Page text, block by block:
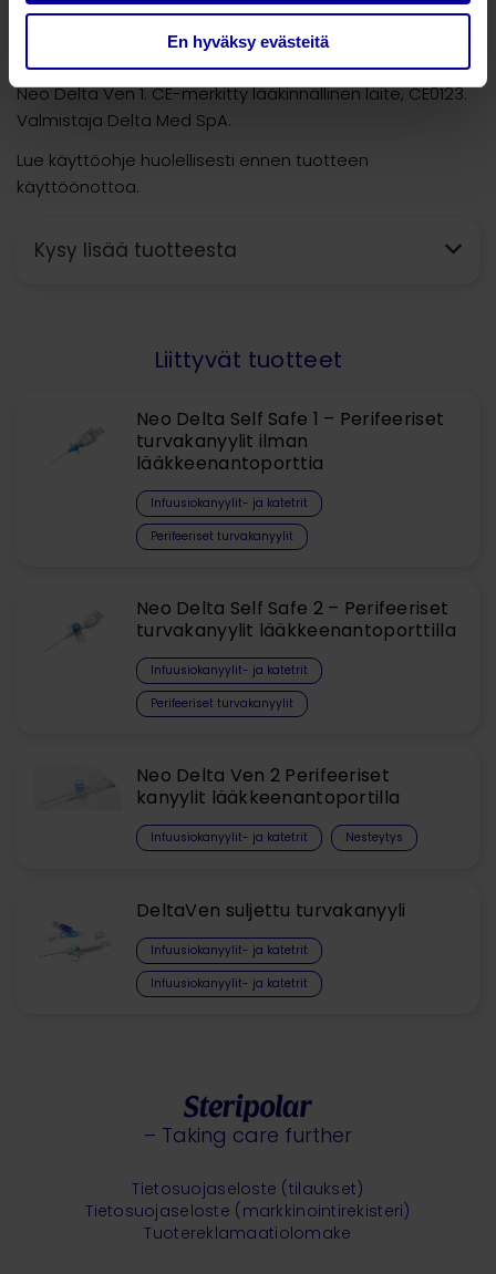
En hyväksy evästeitä
3108122 Neo Delta Ven 1, liila, PUR
Neo Delta Ven 1. CE-merkitty lääkinnällinen laite, CE0123.
Valmistaja Delta Med SpA.
Lue käyttöohje huolellisesti ennen tuotteen
käyttöönottoa.
Kysy lisää tuotteesta
Liittyvät tuotteet
Neo Delta Self Safe 1 – Perifeeriset
turvakanyylit ilman
lääkkeenantoporttia
Infuusiokanyylit- ja katetrit
Perifeeriset turvakanyylit
Neo Delta Self Safe 2 – Perifeeriset
turvakanyylit lääkkeenantoporttilla
Infuusiokanyylit- ja katetrit
Perifeeriset turvakanyylit
Neo Delta Ven 2 Perifeeriset
kanyylit lääkkeenantoportilla
Infuusiokanyylit- ja katetrit Nesteytys
DeltaVen suljettu turvakanyyli
Infuusiokanyylit- ja katetrit
Infuusiokanyylit- ja katetrit
– Taking care further
Tietosuojaseloste (tilaukset)
Tietosuojaseloste (markkinointirekisteri)
Tuotereklamaatiolomake